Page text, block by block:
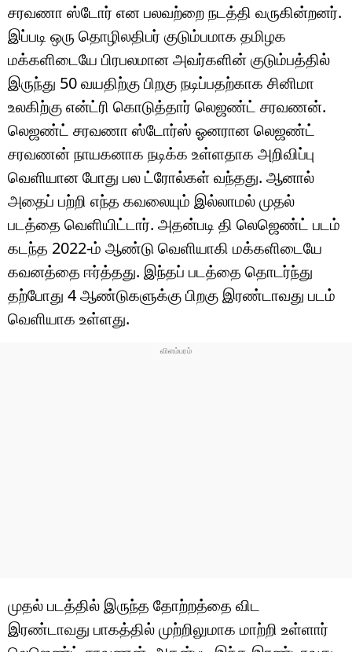
சரவணா ஸ்டோர் என பலவற்றை நடத்தி வருகின்றனர்.
இப்படி ஒரு தொழிலதிபர் குடும்பமாக தமிழக
மக்களிடையே பிரபலமான அவர்களின் குடும்பத்தில்
இருந்து 50 வயதிற்கு பிறகு நடிப்பதற்காக சினிமா
உலகிற்கு என்ட்ரி கொடுத்தார் லெஜண்ட் சரவணன்.
லெஜண்ட் சரவணா ஸ்டோர்ஸ் ஓனரான லெஜண்ட்
சரவணன் நாயகனாக நடிக்க உள்ளதாக அறிவிப்பு
வெளியான போது பல ட்ரோல்கள் வந்தது. ஆனால்
அதைப் பற்றி எந்த கவலையும் இல்லாமல் முதல்
படத்தை வெளியிட்டார். அதன்படி தி லெஜெண்ட் படம்
கடந்த 2022-ம் ஆண்டு வெளியாகி மக்களிடையே
கவனத்தை ஈர்த்தது. இந்தப் படத்தை தொடர்ந்து
தற்போது 4 ஆண்டுகளுக்கு பிறகு இரண்டாவது படம்
வெளியாக உள்ளது.
முதல் படத்தில் இருந்த தோற்றத்தை விட
இரண்டாவது பாகத்தில் முற்றிலுமாக மாற்றி உள்ளார்